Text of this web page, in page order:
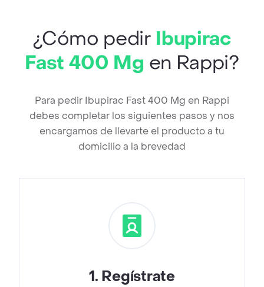
¿Cómo pedir Ibupirac
Fast 400 Mg en Rappi?
Para pedir Ibupirac Fast 400 Mg en Rappi
debes completar los siguientes pasos y nos
encargamos de llevarte el producto a tu
domicilio a la brevedad
1. Regístrate